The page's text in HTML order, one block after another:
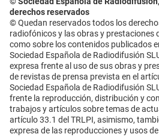
derechos reservados
© Quedan reservados todos los
radiofónicos y las obras y prestaciones
como sobre los contenidos publicados
Sociedad Española de Radiodifusión
expresa frente al uso de sus obras y
de revistas de prensa prevista en el
Sociedad Española de Radiodifusión
frente la reproducción, distribución y
trabajos y artículos sobre temas de
artículo 33.1 del TRLPI, asimismo,
expresa de las reproducciones y usos